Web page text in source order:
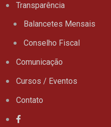
Transparência
Balancetes Mensais
Conselho Fiscal
Comunicação
Cursos / Eventos
Contato